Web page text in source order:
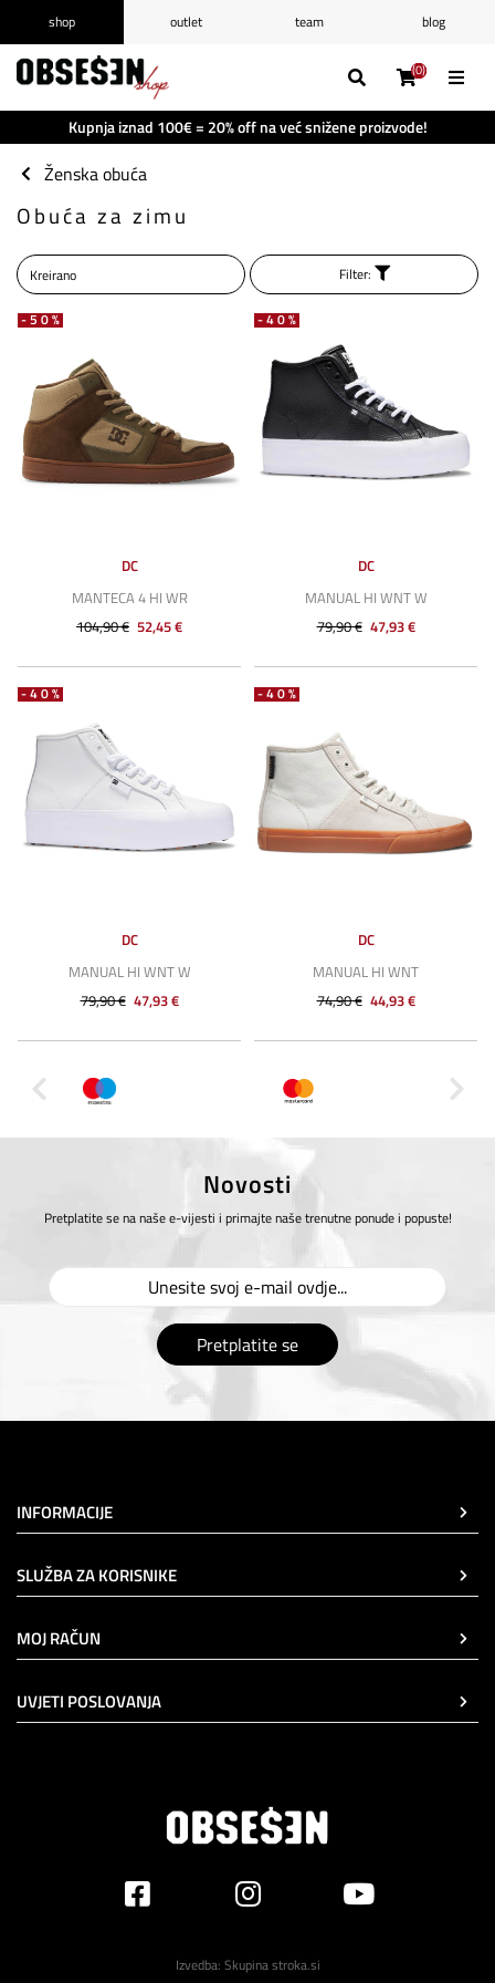
Kupnja iznad 100€ = 20% off na već snižene proizvode!
shop outlet team
blog
Prijava /Registrirajte se
Popis želja(0)
Košarica(0)
(0)
(0)
(0)
(0)
Ženska obuća
Obuća za zimu
Filter:
-50%
DC
MANTECA 4 HI WR
104,90 € 52,45 €
-40%
DC
MANUAL HI WNT W
79,90 € 47,93 €
-40%
DC
MANUAL HI WNT W
79,90 € 47,93 €
-40%
DC
MANUAL HI WNT
74,90 € 44,93 €
Novosti
Pretplatite se na naše e-vijesti i primajte naše trenutne ponude i popuste!
Pretplatite se
INFORMACIJE
SLUŽBA ZA KORISNIKE
MOJ RAČUN
UVJETI POSLOVANJA
Izvedba: Skupina stroka.si